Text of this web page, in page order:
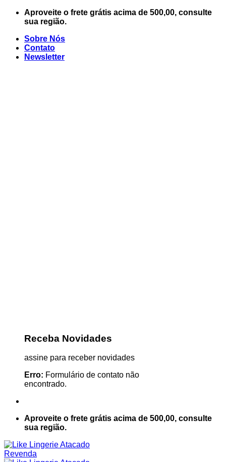
Skip
Aproveite o frete grátis acima de 500,00, consulte
sua região.
Sobre Nós
Contato
Newsletter
Receba Novidades
assine para receber novidades
Erro: Formulário de contato não
encontrado.
Aproveite o frete grátis acima de 500,00, consulte
sua região.